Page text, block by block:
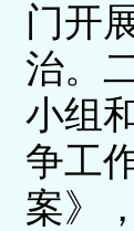
门开
治。
小组
争工
案》